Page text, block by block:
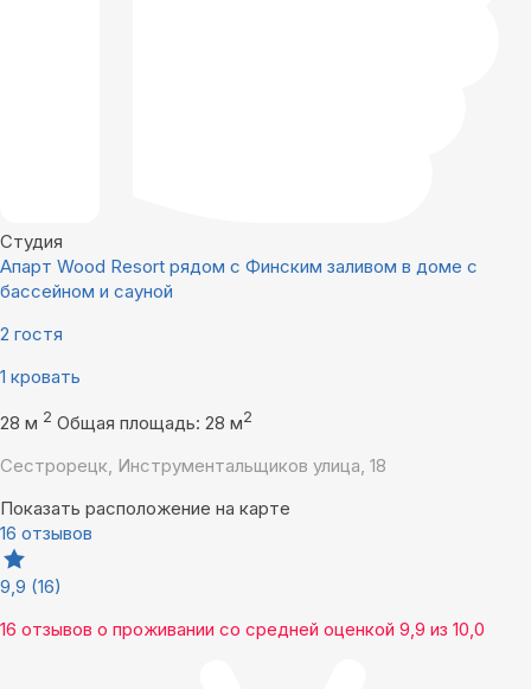
Студия
Апарт Wood Resort рядом с Финским заливом в доме с
бассейном и сауной
2 гостя
1 кровать
28 м 2 Общая площадь: 28 м2
Сестрорецк, Инструментальщиков улица, 18
Показать расположение на карте
16 отзывов
9,9 (16)
16 отзывов о проживании со средней оценкой 9,9 из 10,0